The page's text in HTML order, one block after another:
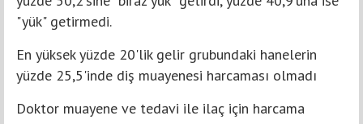
"yük" getirmedi.
En yüksek yüzde 20'lik gelir grubundaki hanelerin
yüzde 25,5'inde diş muayenesi harcaması olmadı
Doktor muayene ve tedavi ile ilaç için harcama